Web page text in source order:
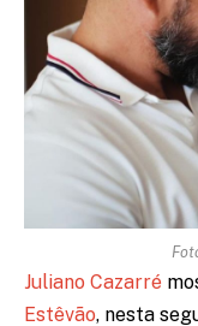
Juliano Cazarré
Estêvão, nesta